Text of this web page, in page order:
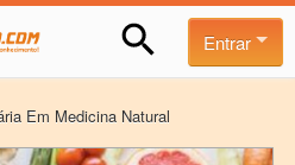
Entrar
Em Medicina Natural